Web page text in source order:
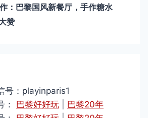
：巴黎国风新餐厅，手作糖水
赞
号：playinparis1
： 巴黎好好玩
巴黎20年